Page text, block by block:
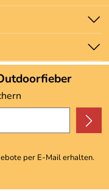
per E-Mail erhalten.
Unternehmen
in anonymer Form